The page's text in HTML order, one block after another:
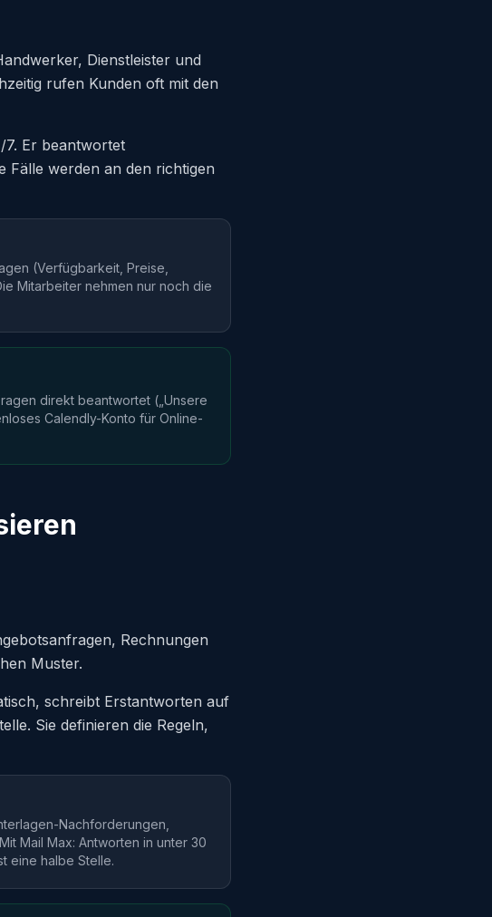
Dienstleister und
rufen Kunden oft mit den
Er beantwortet
Fälle werden an den richtigen
(Verfügbarkeit, Preise,
Mitarbeiter nehmen nur noch die
direkt beantwortet („Unsere
Calendly-Konto für Online-
Rechnungen
Muster.
schreibt Erstantworten auf
Sie definieren die Regeln,
Nachforderungen,
Mail Max: Antworten in unter 30
eine halbe Stelle.